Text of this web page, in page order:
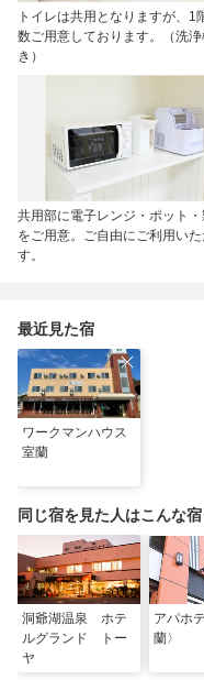
トイレは共用となりますが、1
数ご用意しております。（洗
き）
共用部に電子レンジ・ポット
をご用意。ご自由にご利用いた
す。
最近見た宿
ワークマンハウス
室蘭
同じ宿を見た人はこんな
洞爺湖温泉 ホテ
ルグランド トー
ヤ
アパホ
蘭〉